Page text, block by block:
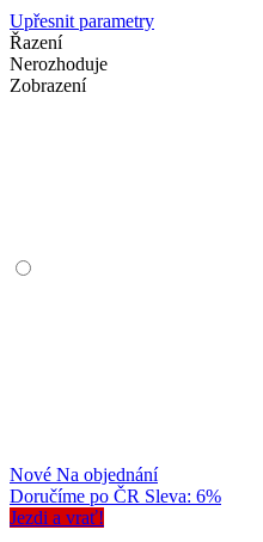
Upřesnit parametry
Řazení
Nerozhoduje
Zobrazení
Nové Na objednání
Doručíme po ČR Sleva: 6%
Jezdi a vrať!